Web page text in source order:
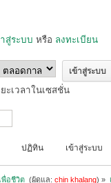
สู่ระบบ หรือ ลงทะเบียน
ะเวลาในเซสชั่น
ปฏิทิน เข้าสู่ระบบ
พื่อชีวิต (ผู้ดูแล:chin khalang) »